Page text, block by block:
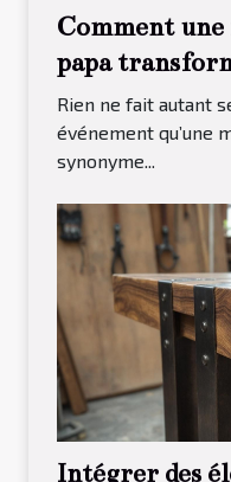
Comment une
papa
événements ?
Rien ne fait autant
événement qu’une
synonyme...
Intégrer des